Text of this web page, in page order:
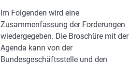
Im Folgenden wird eine
Zusammenfassung der Forderungen
wiedergegeben. Die Broschüre mit der
Agenda kann von der
Bundesgeschäftsstelle und den